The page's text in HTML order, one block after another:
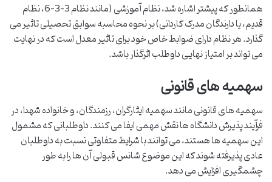
همانطور که پیشتر اشاره شد، نظام آموزشی (مانند نظام 3-3-6، نظام
قدیم، یا دارندگان مدرک کاردانی) بر نحوه محاسبه سوابق تحصیلی تاثیر می
گذارد. هر نظام دارای ضوابط خاص خود برای تاثیر معدل است که در نهایت
می تواند بر امتیاز نهایی داوطلب اثرگذار باشد.
سهمیه های قانونی
سهمیه های قانونی مانند سهمیه ایثارگران، رزمندگان، و خانواده شهدا، در
فرآیند پذیرش دانشگاه ها نقش مهمی ایفا می کنند. داوطلبانی که مشمول
این سهمیه ها هستند، می توانند با شرایط متفاوتی نسبت به داوطلبان
عادی پذیرفته شوند که این موضوع شانس قبولی آن ها را به طور
چشمگیری افزایش می دهد.